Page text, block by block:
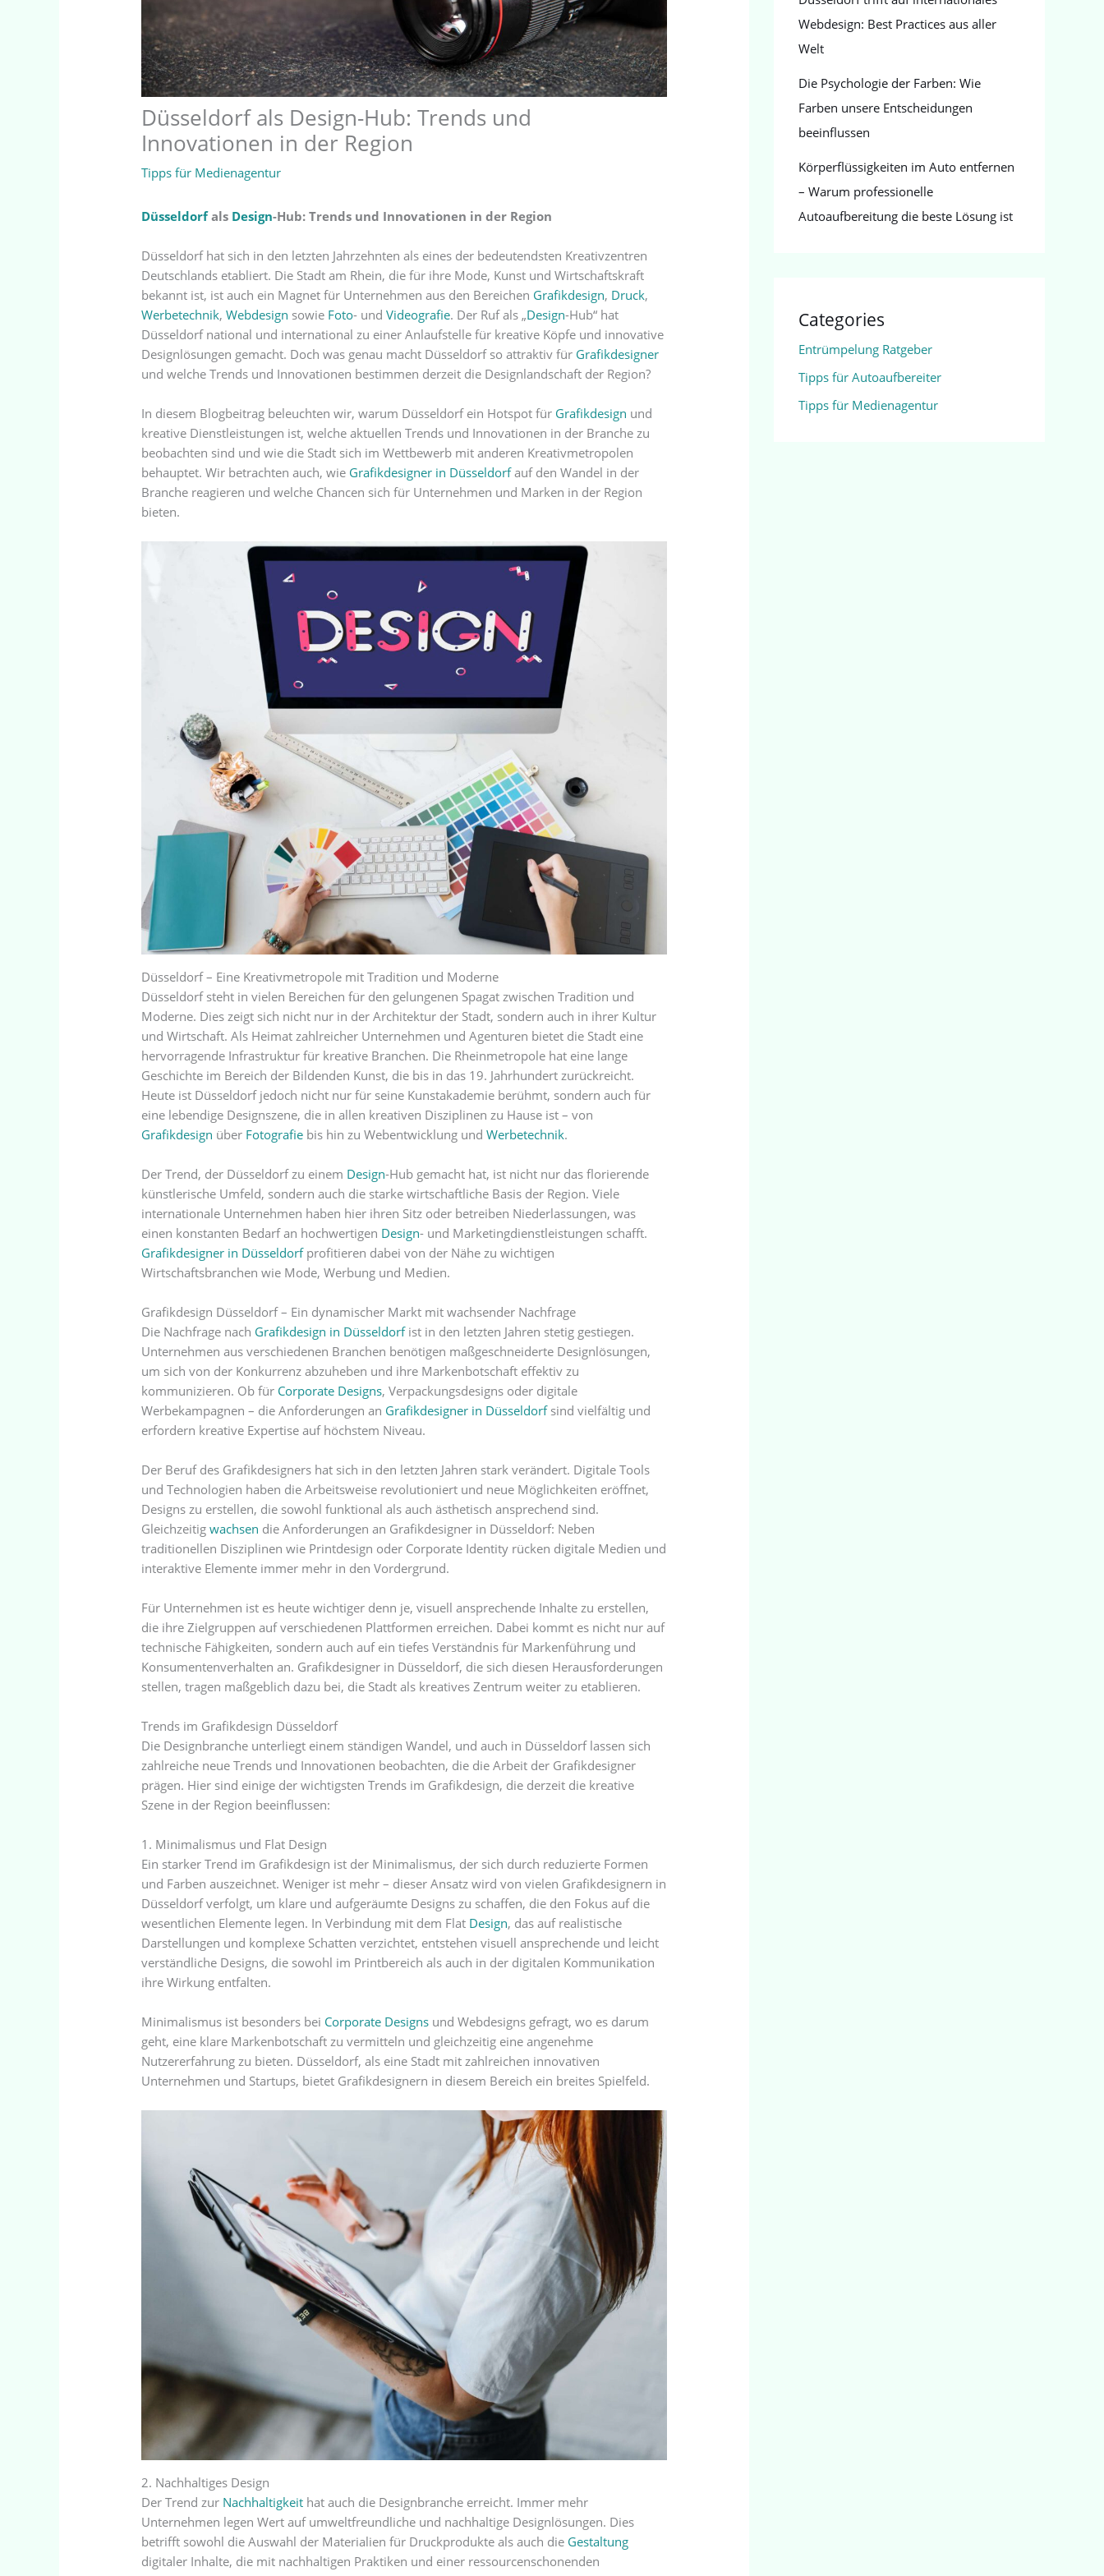
Düsseldorf als Design-Hub: Trends und
Innovationen in der Region
Tipps für Medienagentur
Düsseldorfals Design-Hub: Trends und Innovationen in der Region
Düsseldorf hat sich in den letzten Jahrzehnten als eines der bedeutendsten Kreativzentren
Deutschlands etabliert. Die Stadt am Rhein, die für ihre Mode, Kunst und Wirtschaftskraft
bekannt ist, ist auch ein Magnet für Unternehmen aus den Bereichen Grafikdesign, Druck,
Werbetechnik,Webdesign sowie Foto- undVideografie. Der Ruf als „Design-Hub“ hat
Düsseldorf national und international zu einer Anlaufstelle für kreative Köpfe und innovative
Designlösungen gemacht. Doch was genau macht Düsseldorf so attraktiv für Grafikdesigner
und welche Trends und Innovationen bestimmen derzeit die Designlandschaft der Region?
In diesem Blogbeitrag beleuchten wir, warum Düsseldorf ein Hotspot für Grafikdesign und
kreative Dienstleistungen ist, welche aktuellen Trends und Innovationen in der Branche zu
beobachten sind und wie die Stadt sich im Wettbewerb mit anderen Kreativmetropolen
behauptet. Wir betrachten auch, wie Grafikdesigner in Düsseldorfauf den Wandel in der
Branche reagieren und welche Chancen sich für Unternehmen und Marken in der Region
bieten.
Düsseldorf – Eine Kreativmetropole mit Tradition und Moderne
Düsseldorf steht in vielen Bereichen für den gelungenen Spagat zwischen Tradition und
Moderne. Dies zeigt sich nicht nur in der Architektur der Stadt, sondern auch in ihrer Kultur
und Wirtschaft. Als Heimat zahlreicher Unternehmen und Agenturen bietet die Stadt eine
hervorragende Infrastruktur für kreative Branchen. Die Rheinmetropole hat eine lange
Geschichte im Bereich der Bildenden Kunst, die bis in das 19. Jahrhundert zurückreicht.
Heute ist Düsseldorf jedoch nicht nur für seine Kunstakademie berühmt, sondern auch für
eine lebendige Designszene, die in allen kreativen Disziplinen zu Hause ist – von
Grafikdesign über Fotografie bis hin zu Webentwicklung undWerbetechnik.
Der Trend, der Düsseldorf zu einem Design-Hub gemacht hat, ist nicht nur das florierende
künstlerische Umfeld, sondern auch die starke wirtschaftliche Basis der Region. Viele
internationale Unternehmen haben hier ihren Sitz oder betreiben Niederlassungen, was
einen konstanten Bedarf an hochwertigen Design- und Marketingdienstleistungen schafft.
Grafikdesigner in Düsseldorfprofitieren dabei von der Nähe zu wichtigen
Wirtschaftsbranchen wie Mode, Werbung und Medien.
Grafikdesign Düsseldorf – Ein dynamischer Markt mit wachsender Nachfrage
Die Nachfrage nach Grafikdesign in Düsseldorfist in den letzten Jahren stetig gestiegen.
Unternehmen aus verschiedenen Branchen benötigen maßgeschneiderte Designlösungen,
um sich von der Konkurrenz abzuheben und ihre Markenbotschaft effektiv zu
kommunizieren. Ob für Corporate Designs, Verpackungsdesigns oder digitale
Werbekampagnen – die Anforderungen an Grafikdesigner in Düsseldorfsind vielfältig und
erfordern kreative Expertise auf höchstem Niveau.
Der Beruf des Grafikdesigners hat sich in den letzten Jahren stark verändert. Digitale Tools
und Technologien haben die Arbeitsweise revolutioniert und neue Möglichkeiten eröffnet,
Designs zu erstellen, die sowohl funktional als auch ästhetisch ansprechend sind.
Gleichzeitigwachsen die Anforderungen an Grafikdesigner in Düsseldorf: Neben
traditionellen Disziplinen wie Printdesign oder Corporate Identity rücken digitale Medien und
interaktive Elemente immer mehr in den Vordergrund.
Für Unternehmen ist es heute wichtiger denn je, visuell ansprechende Inhalte zu erstellen,
die ihre Zielgruppen auf verschiedenen Plattformen erreichen. Dabei kommt es nicht nur auf
technische Fähigkeiten, sondern auch auf ein tiefes Verständnis für Markenführung und
Konsumentenverhalten an. Grafikdesigner in Düsseldorf, die sich diesen Herausforderungen
stellen, tragen maßgeblich dazu bei, die Stadt als kreatives Zentrum weiter zu etablieren.
Trends im Grafikdesign Düsseldorf
Die Designbranche unterliegt einem ständigen Wandel, und auch in Düsseldorf lassen sich
zahlreiche neue Trends und Innovationen beobachten, die die Arbeit der Grafikdesigner
prägen. Hier sind einige der wichtigsten Trends im Grafikdesign, die derzeit die kreative
Szene in der Region beeinflussen:
1. Minimalismus und Flat Design
Ein starker Trend im Grafikdesign ist der Minimalismus, der sich durch reduzierte Formen
und Farben auszeichnet. Weniger ist mehr – dieser Ansatz wird von vielen Grafikdesignern in
Düsseldorf verfolgt, um klare und aufgeräumte Designs zu schaffen, die den Fokus auf die
wesentlichen Elemente legen. In Verbindung mit dem Flat Design, das auf realistische
Darstellungen und komplexe Schatten verzichtet, entstehen visuell ansprechende und leicht
verständliche Designs, die sowohl im Printbereich als auch in der digitalen Kommunikation
ihre Wirkung entfalten.
Minimalismus ist besonders bei Corporate Designs und Webdesigns gefragt, wo es darum
geht, eine klare Markenbotschaft zu vermitteln und gleichzeitig eine angenehme
Nutzererfahrung zu bieten. Düsseldorf, als eine Stadt mit zahlreichen innovativen
Unternehmen und Startups, bietet Grafikdesignern in diesem Bereich ein breites Spielfeld.
2. Nachhaltiges Design
Der Trend zur Nachhaltigkeit hat auch die Designbranche erreicht. Immer mehr
Unternehmen legen Wert auf umweltfreundliche und nachhaltige Designlösungen. Dies
betrifft sowohl die Auswahl der Materialien für Druckprodukte als auch die Gestaltung
digitaler Inhalte, die mit nachhaltigen Praktiken und einer ressourcenschonenden
Webdesign: Best Practices aus aller
Welt
Die Psychologie der Farben: Wie
Farben unsere Entscheidungen
beeinflussen
Körperflüssigkeiten im Auto entfernen
– Warum professionelle
Autoaufbereitung die beste Lösung ist
Categories
Entrümpelung Ratgeber
Tipps für Autoaufbereiter
Tipps für Medienagentur